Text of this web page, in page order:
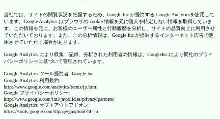
当社では、サイトの閲覧状況を把握するため、Google Inc.が提供する Google Analyticsを使用して
います。Google Analytics はブラウザの cookie 情報を元に個人を特定しない情報を取得していま
す。この情報を元に、お客様のユーザー属性と行動履歴を分析し、サイトの品質向上に利用させ
ていただいております。また、この分析情報は、Google Inc.が提供するインターネット広告で使
用させていただく場合があります。
Google Analytics により収集、記録、分析された利用者の情報は、GoogleInc.により同社のプライ
バシーポリシーに基づいて管理されています。
Google Analytics ツール提供者: Google Inc.
Google Analytics 利用規約:
http://www.google.com/analytics/terms/jp.html
Google プライバシーポリシー:
http://www.google.com/intl/ja/policies/privacy/partners/
Google Analytics オプトアウトアドオン:
https://tools.google.com/dlpage/gaoptout?hl=ja